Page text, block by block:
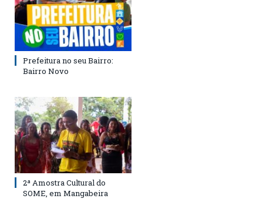
Prefeitura no seu Bairro:
Bairro Novo
2ª Amostra Cultural do
SOME, em Mangabeira